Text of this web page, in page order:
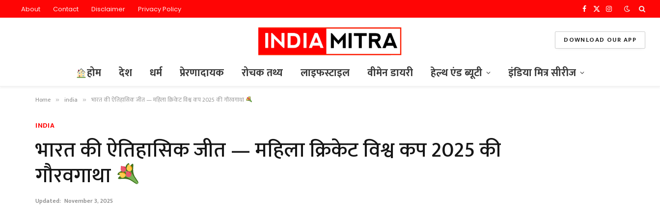
About Contact Disclaimer Privacy Policy Facebook
X
Instagram
DOWNLOAD OUR APP
होम देश धर्म प्रेरणादायक रोचक तथ्य लाइफस्टाइल वीमेन डायरी हेल्थ एंड ब्यूटी इंडिया मित्र सीरीज
Home » india » भारत की ऐतिहासिक जीत — महिला क्रिकेट विश्व कप 2025 की गौरवगाथा
INDIA
भारत की ऐतिहासिक जीत — महिला क्रिकेट विश्व कप 2025 की
गौरवगाथा
Updated: November 3, 2025